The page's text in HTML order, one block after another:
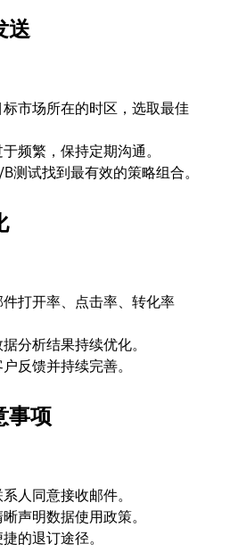
送
市场所在的时区，选取最佳
频繁，保持定期沟通。
测试找到最有效的策略组合。
打开率、点击率、转化率
分析结果持续优化。
反馈并持续完善。
事项
人同意接收邮件。
声明数据使用政策。
的退订途径。